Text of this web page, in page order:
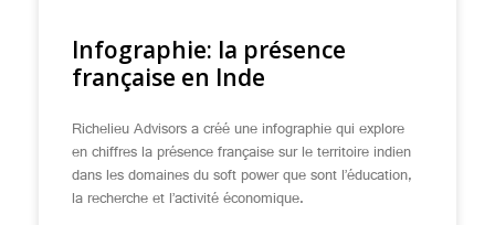
Infographie: la présence
française en Inde
Richelieu Advisors a créé une infographie qui explore
en chiffres la présence française sur le territoire indien
dans les domaines du soft power que sont l’éducation,
la recherche et l’activité économique.